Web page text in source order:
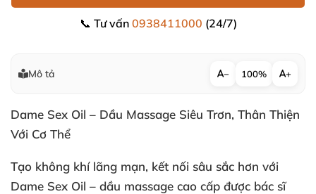
📞 Tư vấn 0938411000 (24/7)
Mô tả − 100% +
Dame Sex Oil – Dầu Massage Siêu Trơn, Thân Thiện
Với Cơ Thể
Tạo không khí lãng mạn, kết nối sâu sắc hơn với
Dame Sex Oil – dầu massage cao cấp được bác sĩ